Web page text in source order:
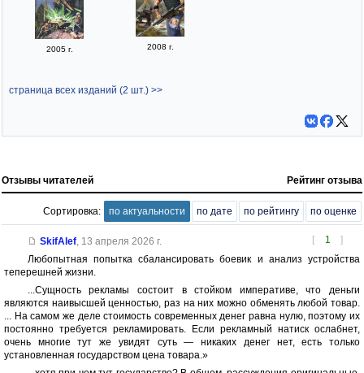
2005 г. 2008 г.
страница всех изданий (2 шт.) >>
Отзывы читателей Рейтинг отзыва
Сортировка: по актуальности по дате по рейтингу по оценке
[ 1 ]
SkifAlef, 13 апреля 2026 г.
Любопытная попытка сбалансировать боевик и анализ устройства
теперешней жизни.
...Сущность рекламы состоит в стойком императиве, что деньги
являются наивысшей ценностью, раз на них можно обменять любой товар.
... На самом же деле стоимость современных денег равна нулю, поэтому их
постоянно требуется рекламировать. Если рекламный натиск ослабнет,
очень многие тут же увидят суть — никаких денег нет, есть только
установленная государством цена товара.»